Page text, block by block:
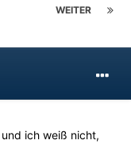
WEITER
ich weiß nicht,